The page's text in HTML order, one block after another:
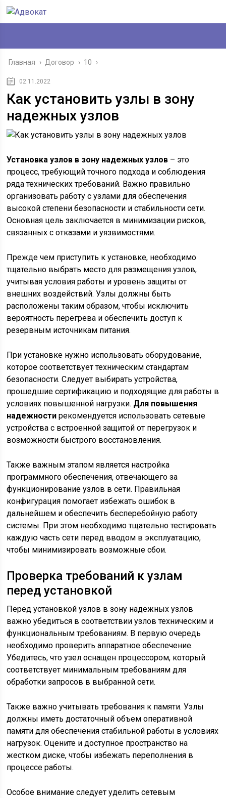
Главная › Договор › 10 ›
02.11.2022
Как установить узлы в зону
надежных узлов
Установка узлов в зону надежных узлов – это
процесс, требующий точного подхода и соблюдения
ряда технических требований. Важно правильно
организовать работу с узлами для обеспечения
высокой степени безопасности и стабильности сети.
Основная цель заключается в минимизации рисков,
связанных с отказами и уязвимостями.
Прежде чем приступить к установке, необходимо
тщательно выбрать место для размещения узлов,
учитывая условия работы и уровень защиты от
внешних воздействий. Узлы должны быть
расположены таким образом, чтобы исключить
вероятность перегрева и обеспечить доступ к
резервным источникам питания.
При установке нужно использовать оборудование,
которое соответствует техническим стандартам
безопасности. Следует выбирать устройства,
прошедшие сертификацию и подходящие для работы в
условиях повышенной нагрузки. Для повышения
надежности рекомендуется использовать сетевые
устройства с встроенной защитой от перегрузок и
возможности быстрого восстановления.
Также важным этапом является настройка
программного обеспечения, отвечающего за
функционирование узлов в сети. Правильная
конфигурация помогает избежать ошибок в
дальнейшем и обеспечить бесперебойную работу
системы. При этом необходимо тщательно тестировать
каждую часть сети перед вводом в эксплуатацию,
чтобы минимизировать возможные сбои.
Проверка требований к узлам
перед установкой
Перед установкой узлов в зону надежных узлов
важно убедиться в соответствии узлов техническим и
функциональным требованиям. В первую очередь
необходимо проверить аппаратное обеспечение.
Убедитесь, что узел оснащен процессором, который
соответствует минимальным требованиям для
обработки запросов в выбранной сети.
Также важно учитывать требования к памяти. Узлы
должны иметь достаточный объем оперативной
памяти для обеспечения стабильной работы в условиях
нагрузок. Оцените и доступное пространство на
жестком диске, чтобы избежать переполнения в
процессе работы.
Особое внимание следует уделить сетевым